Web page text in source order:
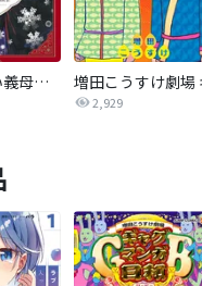
いびってこない義母と義姉
2,929